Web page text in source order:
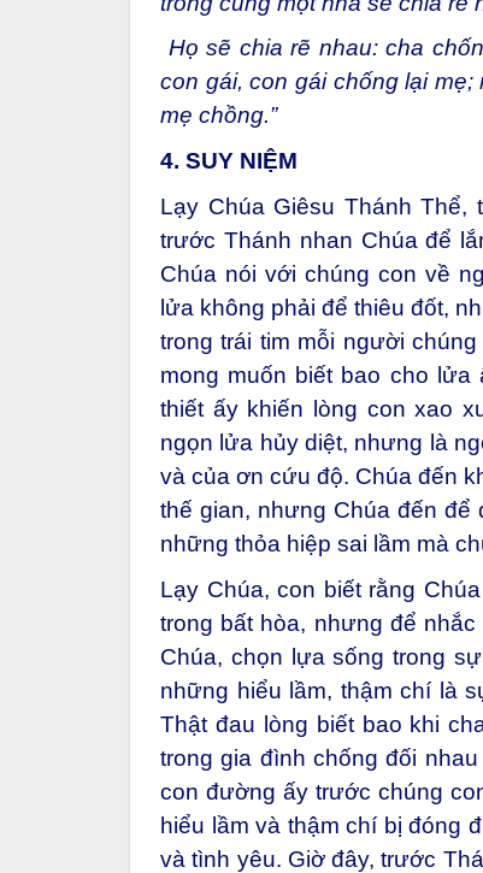
Họ sẽ chia rẽ nhau: cha
con gái, con gái chống lại
mẹ chồng.”
4. SUY NIỆM
Lạy Chúa Giêsu Thánh Thể,
trước Thánh nhan Chúa để
Chúa nói với chúng con về
lửa không phải để thiêu đốt,
trong trái tim mỗi người
mong muốn biết bao cho lửa
thiết ấy khiến lòng con xao
ngọn lửa hủy diệt, nhưng là
và của ơn cứu độ. Chúa đến
thế gian, nhưng Chúa đến
những thỏa hiệp sai lầm mà
Lạy Chúa, con biết rằng
trong bất hòa, nhưng để
Chúa, chọn lựa sống trong
những hiểu lầm, thậm chí là
Thật đau lòng biết bao khi
trong gia đình chống đối
con đường ấy trước chúng
hiểu lầm và thậm chí bị đóng
và tình yêu. Giờ đây, trước